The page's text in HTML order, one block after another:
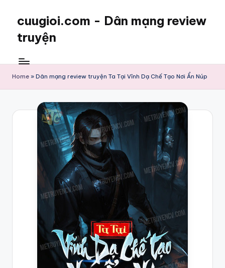
cuugioi.com - Dân mạng review
truyện
Home » Dân mạng review truyện Ta Tại Vĩnh Dạ Chế Tạo Nơi Ẩn Núp